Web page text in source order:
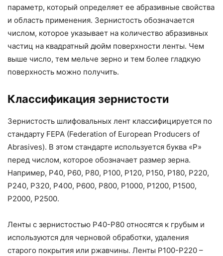
параметр, который определяет ее абразивные свойства
и область применения. Зернистость обозначается
числом, которое указывает на количество абразивных
частиц на квадратный дюйм поверхности ленты. Чем
выше число, тем мельче зерно и тем более гладкую
поверхность можно получить.
Классификация зернистости
Зернистость шлифовальных лент классифицируется по
стандарту FEPA (Federation of European Producers of
Abrasives). В этом стандарте используется буква «P»
перед числом, которое обозначает размер зерна.
Например, P40, P60, P80, P100, P120, P150, P180, P220,
P240, P320, P400, P600, P800, P1000, P1200, P1500,
P2000, P2500.
Ленты с зернистостью P40-P80 относятся к грубым и
используются для черновой обработки, удаления
старого покрытия или ржавчины. Ленты P100-P220 –